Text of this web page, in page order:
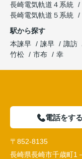
長崎電気軌道４系統
長崎電気軌道５系統
駅から探す
本諫早
諫早 諏訪
竹松
市布 幸
電話をする
〒852-8135
長崎県長崎市千歳町1